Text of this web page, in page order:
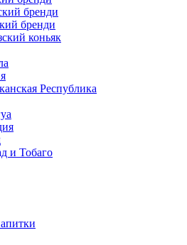
бренди
бренди
коньяк
Республика
и Тобаго